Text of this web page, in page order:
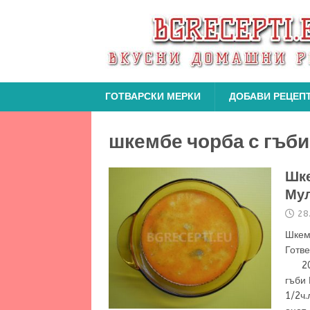
ГОТВАРСКИ МЕРКИ ДОБАВИ
шкембе чорба с
гъби
1/